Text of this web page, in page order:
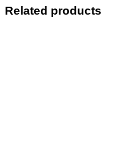
Related products